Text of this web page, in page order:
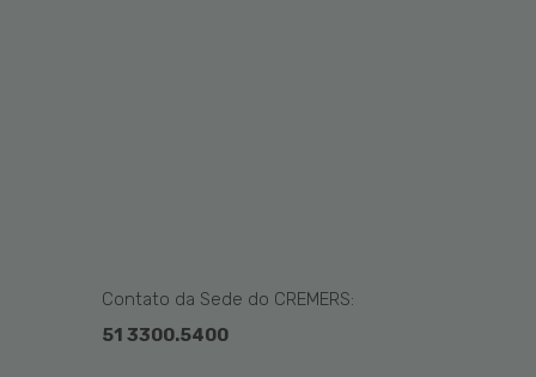
Contato da Sede do CREMERS:
51 3300.5400